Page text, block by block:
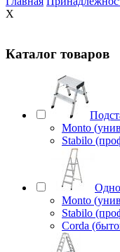
X
Каталог товаров
Monto
Stabilo
Monto
Stabilo
Corda